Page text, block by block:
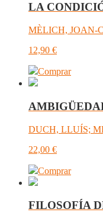
LA
MÈLICH, JOAN-
12,90 €
Comprar
DUCH, LLUÍS;
22,00 €
Comprar
FILOSOFÍA